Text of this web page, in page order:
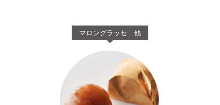
マロングラッセ 他